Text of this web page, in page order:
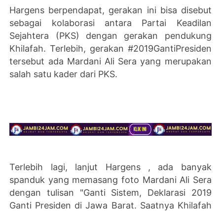
Hargens berpendapat, gerakan ini bisa disebut
sebagai kolaborasi antara Partai Keadilan
Sejahtera (PKS) dengan gerakan pendukung
Khilafah. Terlebih, gerakan #2019GantiPresiden
tersebut ada Mardani Ali Sera yang merupakan
salah satu kader dari PKS.
Terlebih lagi, lanjut Hargens , ada banyak
spanduk yang memasang foto Mardani Ali Sera
dengan tulisan "Ganti Sistem, Deklarasi 2019
Ganti Presiden di Jawa Barat. Saatnya Khilafah